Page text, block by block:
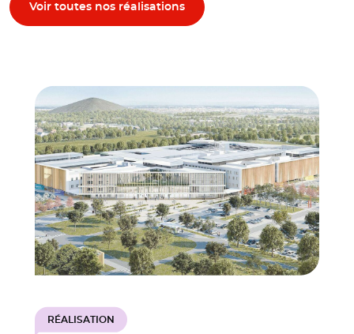
Voir toutes nos réalisations
RÉALISATION